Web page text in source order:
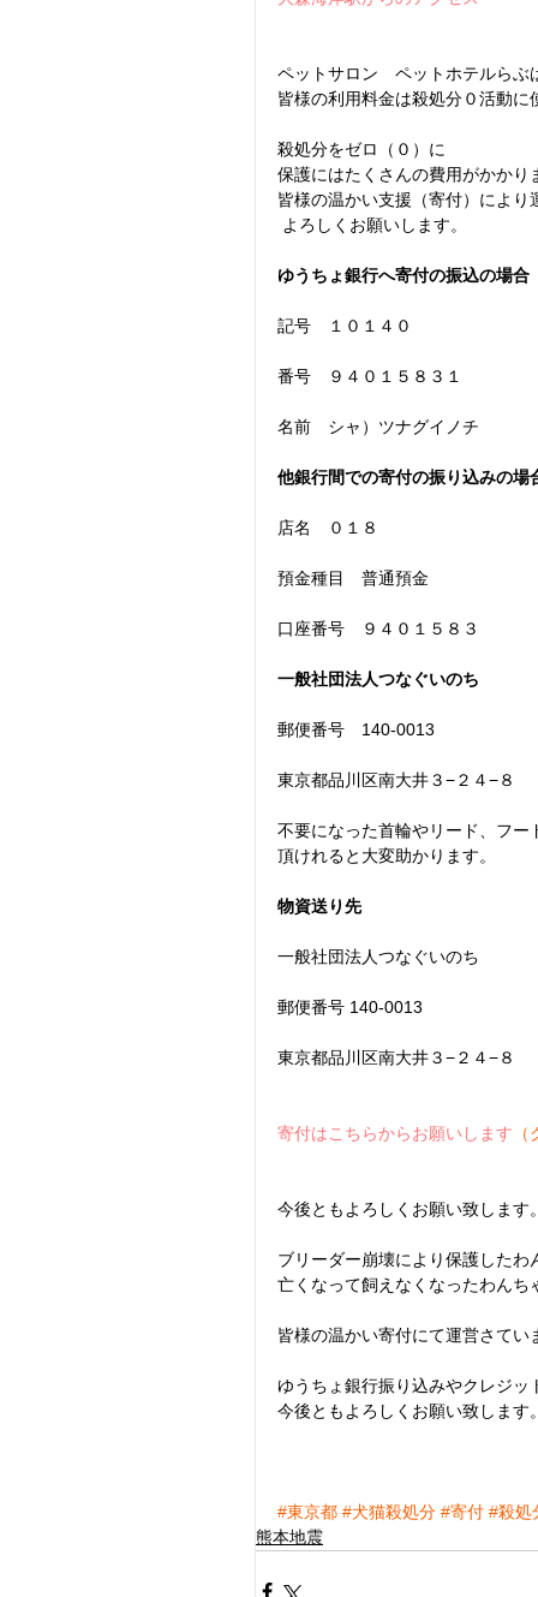
ペットサロン　ペットホテルら
皆様の利用料金は殺処分０活動に
殺処分をゼロ（０）に
保護にはたくさんの費用がかかり
皆様の温かい支援（寄付）により
よろしくお願いします。
ゆうちょ銀行へ寄付の振込の場合
記号　１０１４０
番号　９４０１５８３１
名前　シャ）ツナグイノチ
他銀行間での寄付の振り込みの場
店名　０１８
預金種目　普通預金
口座番号　９４０１５８３
一般社団法人つなぐいのち
郵便番号　140-0013
東京都品川区南大井３−２４−８
不要になった首輪やリード、フ
頂けれると大変助かります。
物資送り先
一般社団法人つなぐいのち
郵便番号 140-0013
東京都品川区南大井３−２４−８
寄付はこちらからお願いします
今後ともよろしくお願い致します
ブリーダー崩壊により保護した
亡くなって飼えなくなったわん
皆様の温かい寄付にて運営さてい
ゆうちょ銀行振り込みやクレジ
今後ともよろしくお願い致します
#東京都 #犬猫殺処分 #寄付 #殺処
熊本地震